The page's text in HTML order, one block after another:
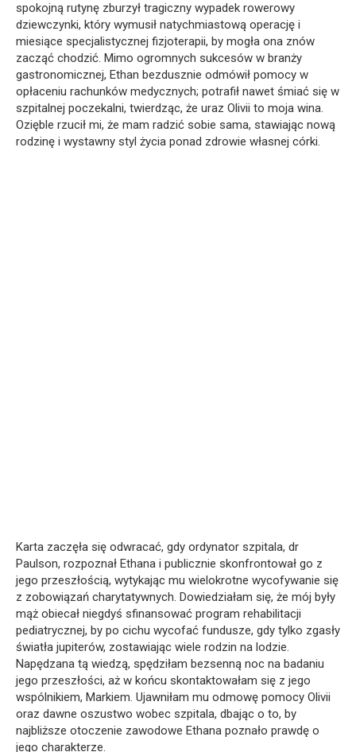
spokojną rutynę zburzył tragiczny wypadek rowerowy
dziewczynki, który wymusił natychmiastową operację i
miesiące specjalistycznej fizjoterapii, by mogła ona znów
zacząć chodzić. Mimo ogromnych sukcesów w branży
gastronomicznej, Ethan bezdusznie odmówił pomocy w
opłaceniu rachunków medycznych; potrafił nawet śmiać się w
szpitalnej poczekalni, twierdząc, że uraz Olivii to moja wina.
Ozięble rzucił mi, że mam radzić sobie sama, stawiając nową
rodzinę i wystawny styl życia ponad zdrowie własnej córki.
Karta zaczęła się odwracać, gdy ordynator szpitala, dr
Paulson, rozpoznał Ethana i publicznie skonfrontował go z
jego przeszłością, wytykając mu wielokrotne wycofywanie się
z zobowiązań charytatywnych. Dowiedziałam się, że mój były
mąż obiecał niegdyś sfinansować program rehabilitacji
pediatrycznej, by po cichu wycofać fundusze, gdy tylko zgasły
światła jupiterów, zostawiając wiele rodzin na lodzie.
Napędzana tą wiedzą, spędziłam bezsenną noc na badaniu
jego przeszłości, aż w końcu skontaktowałam się z jego
wspólnikiem, Markiem. Ujawniłam mu odmowę pomocy Olivii
oraz dawne oszustwo wobec szpitala, dbając o to, by
najbliższe otoczenie zawodowe Ethana poznało prawdę o
jego charakterze.